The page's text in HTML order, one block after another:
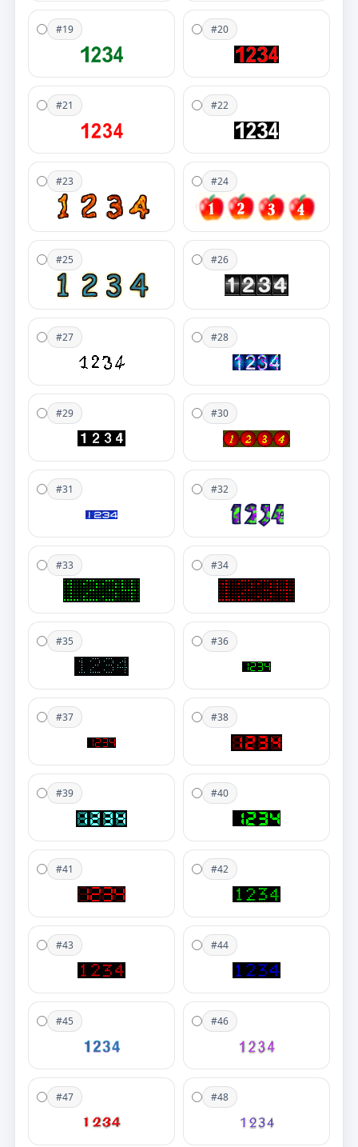
#19 #20
#21 #22
#23 #24
#25 #26
#27 #28
#29 #30
#31 #32
#33 #34
#35 #36
#37 #38
#39 #40
#41 #42
#43 #44
#45 #46
#47 #48